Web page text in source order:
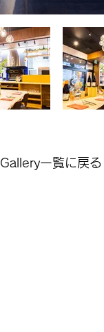
Gallery一覧に戻る